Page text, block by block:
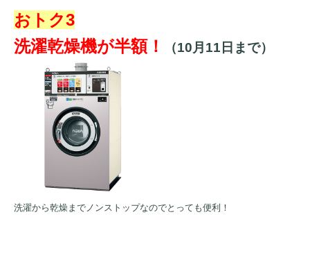
おトク3
洗濯乾燥機が半額！
（10月11日まで）
洗濯から乾燥までノンストップなのでとっても便利！